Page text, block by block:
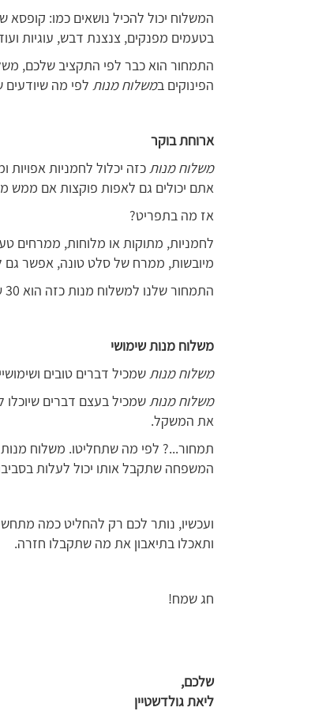
המשלוח יכול להכיל נושאים כמו: קופסא
בטעמים מפנקים, צנצנת דבש, עוגיות
הפינוקים במשלוח מנות לפי מה שיודעים
ארוחת בוקר
משלוח מנותכזה יכלול לחמניות
אתם יכולים גם לאפות פוקצות אם
אז מה בתפריט?
לחמניות, מתוקות או מלוחות, ממרחים
מיובשות, ממרח של סלט טונה, אפשר
התמחור שלנו למשלוח מנות כזה הוא 30 ₪ לפינוק של ארוחת בוקר.
משלוח מנות שימושי
משלוח מנותשמכיל דברים טובים
משלוח מנותשמכיל בעצם דברים
את המשקל.
תמחור...? לפי מה שתחליטו. משלוח
המשפחה שתקבל אותו יכול לעלות בסביבות
ועכשיו, נותר לכם רק להחליט כמה
ותאכלו בתיאבון את מה שתקבלו חזרה.
חג שמח!
שלכם,
ליאת גולדשטיין